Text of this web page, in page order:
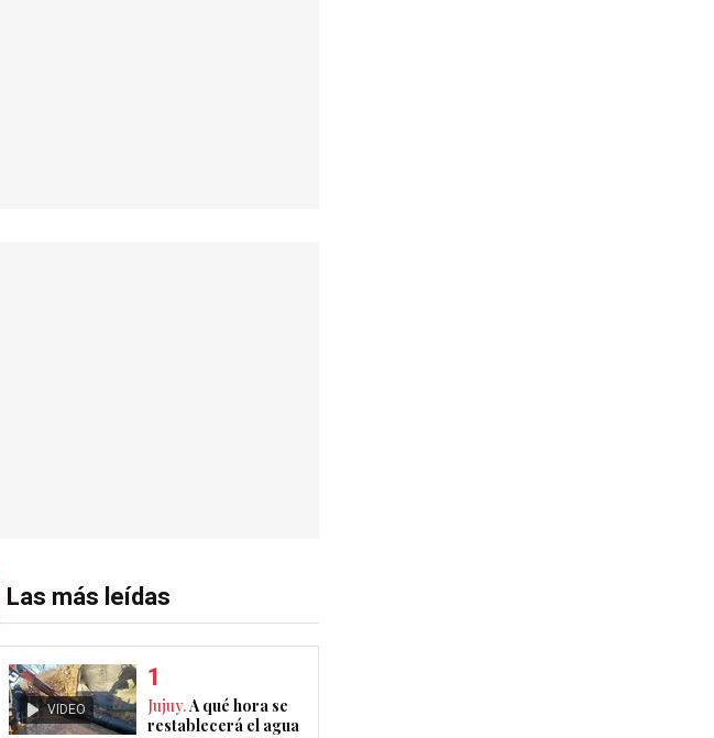
Las más leídas
VIDEO Jujuy.A qué hora se
restablecerá el agua